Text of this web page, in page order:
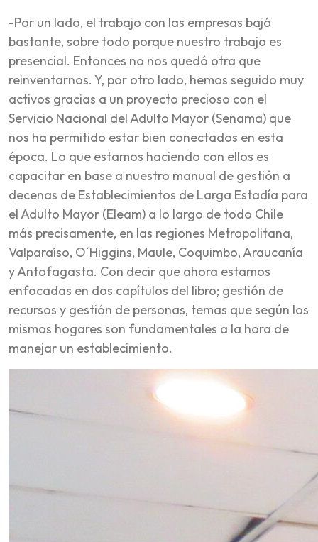
-Por un lado, el trabajo con las empresas bajó
bastante, sobre todo porque nuestro trabajo es
presencial. Entonces no nos quedó otra que
reinventarnos. Y, por otro lado, hemos seguido muy
activos gracias a un proyecto precioso con el
Servicio Nacional del Adulto Mayor (Senama) que
nos ha permitido estar bien conectados en esta
época. Lo que estamos haciendo con ellos es
capacitar en base a nuestro manual de gestión a
decenas de Establecimientos de Larga Estadía para
el Adulto Mayor (Eleam) a lo largo de todo Chile
más precisamente, en las regiones Metropolitana,
Valparaíso, O´Higgins, Maule, Coquimbo, Araucanía
y Antofagasta. Con decir que ahora estamos
enfocadas en dos capítulos del libro; gestión de
recursos y gestión de personas, temas que según los
mismos hogares son fundamentales a la hora de
manejar un establecimiento.